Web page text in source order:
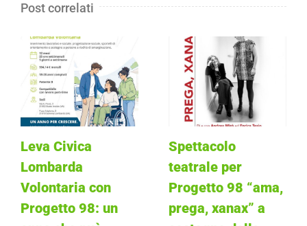
Post correlati
Leva Civica
Lombarda
Volontaria con
Progetto 98: un
Spettacolo
teatrale per
Progetto 98 “ama,
prega, xanax” a